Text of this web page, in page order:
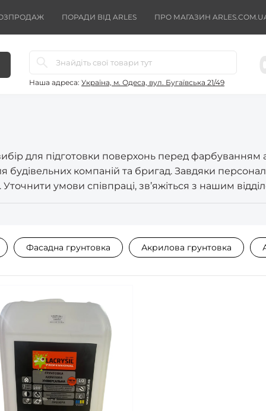
ПОРАДИ ВІД ARLES ПРО МАГАЗИН
Наша адреса: Україна, м. Одеса, вул. Бугаївська 21/49
для підготовки поверхонь перед
будівельних компаній та бригад. Завдяки
умови співпраці, зв’яжіться з нашим
Фасадна грунтовка Акрилова грунтовка